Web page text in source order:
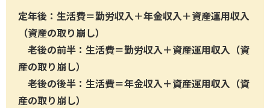
定年後：生活費＝勤労収入＋年金収入＋資産運用収入
（資産の取り崩し）
老後の前半：生活費＝勤労収入＋資産運用収入（資
産の取り崩し）
老後の後半：生活費＝年金収入＋資産運用収入（資
産の取り崩し）